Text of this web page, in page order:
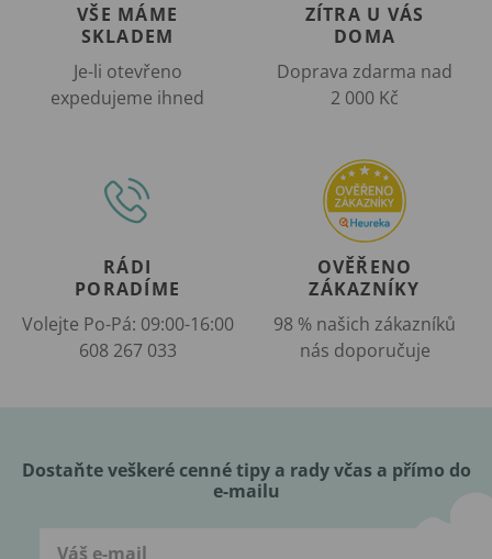
VŠE MÁME
SKLADEM
Je-li otevřeno
expedujeme ihned
ZÍTRA U VÁS
DOMA
Doprava zdarma nad
2 000 Kč
RÁDI
PORADÍME
Volejte Po-Pá: 09:00-16:00
608 267 033
OVĚŘENO
ZÁKAZNÍKY
98 % našich zákazníků
nás doporučuje
Dostaňte veškeré cenné tipy a rady včas a přímo do
e-mailu